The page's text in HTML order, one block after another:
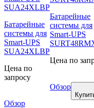
Батарейные
системы для
Smart-UPS
SUA24XLBP
Цена по
запросу
Обзор
Батарейные
системы для
Smart-UPS
Цена по
Обзор